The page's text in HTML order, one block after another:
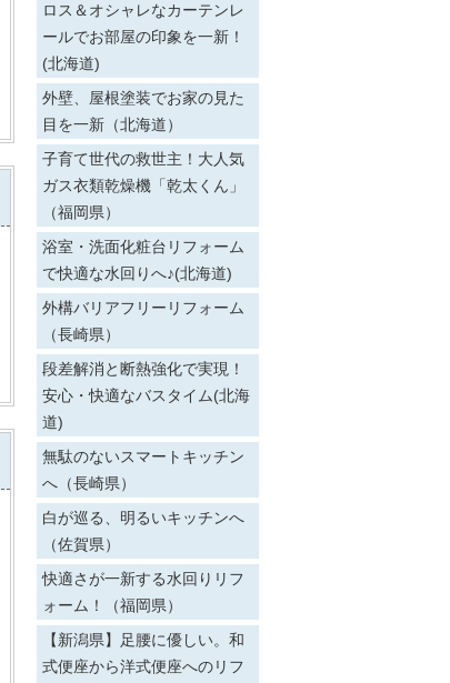
ロス＆オシャレなカーテンレ
ールでお部屋の印象を一新！
(北海道)
外壁、屋根塗装でお家の見た
目を一新（北海道）
子育て世代の救世主！大人気
ガス衣類乾燥機「乾太くん」
（福岡県）
浴室・洗面化粧台リフォーム
で快適な水回りへ♪(北海道)
外構バリアフリーリフォーム
（長崎県）
段差解消と断熱強化で実現！
安心・快適なバスタイム(北海
道)
無駄のないスマートキッチン
へ（長崎県）
白が巡る、明るいキッチンへ
（佐賀県）
快適さが一新する水回りリフ
ォーム！（福岡県）
【新潟県】足腰に優しい。和
式便座から洋式便座へのリフ